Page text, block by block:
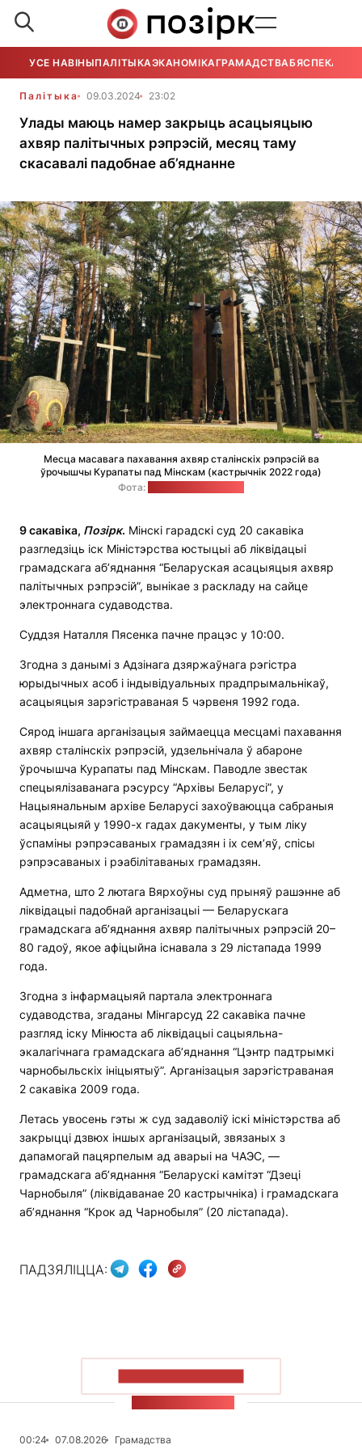
УСЕ НАВІНЫПАЛІТЫКАЭКАНОМІКАГРАМАДСТВАБЯСПЕКА
Палітыка 09.03.2024 23:02
Улады маюць намер закрыць асацыяцыю
ахвяр палітычных рэпрэсій, месяц таму
скасавалі падобнае аб’яднанне
Месца масавага пахавання ахвяр сталінскіх рэпрэсій ва
ўрочышчы Курапаты пад Мінскам (кастрычнік 2022 года)
Фота:
9 сакавіка, Позірк. Мінскі гарадскі суд 20 сакавіка
разгледзіць іск Міністэрства юстыцыі аб ліквідацыі
грамадскага аб’яднання “Беларуская асацыяцыя ахвяр
палітычных рэпрэсій”, вынікае з раскладу на сайце
электроннага судаводства.
Суддзя Наталля Пясенка пачне працэс у 10:00.
Згодна з данымі з Адзінага дзяржаўнага рэгістра
юрыдычных асоб і індывідуальных прадпрымальнікаў,
асацыяцыя зарэгістраваная 5 чэрвеня 1992 года.
Сярод іншага арганізацыя займаецца месцамі пахавання
ахвяр сталінскіх рэпрэсій, удзельнічала ў абароне
ўрочышча Курапаты пад Мінскам. Паводле звестак
спецыялізаванага рэсурсу “Архівы Беларусі”, у
Нацыянальным архіве Беларусі захоўваюцца сабраныя
асацыяцыяй у 1990-х гадах дакументы, у тым ліку
ўспаміны рэпрэсаваных грамадзян і іх сем’яў, спісы
рэпрэсаваных і рэабілітаваных грамадзян.
Адметна, што 2 лютага Вярхоўны суд прыняў рашэнне аб
ліквідацыі падобнай арганізацыі — Беларускага
грамадскага аб’яднання ахвяр палітычных рэпрэсій 20–
80 гадоў, якое афіцыйна існавала з 29 лістапада 1999
года.
Згодна з інфармацыяй партала электроннага
судаводства, згаданы Мінгарсуд 22 сакавіка пачне
разгляд іску Мінюста аб ліквідацыі сацыяльна-
экалагічнага грамадскага аб’яднання “Цэнтр падтрымкі
чарнобыльскіх ініцыятыў”. Арганізацыя зарэгістраваная
2 сакавіка 2009 года.
Летась увосень гэты ж суд задаволіў іскі міністэрства аб
закрыцці дзвюх іншых арганізацый, звязаных з
дапамогай пацярпелым ад аварыі на ЧАЭС, —
грамадскага аб’яднання “Беларускі камітэт “Дзеці
Чарнобыля” (ліквідаванае 20 кастрычніка) і грамадскага
аб’яднання “Крок ад Чарнобыля” (20 лістапада).
ПАДЗЯЛІЦЦА:
00:24 07.08.2026 Грамадства